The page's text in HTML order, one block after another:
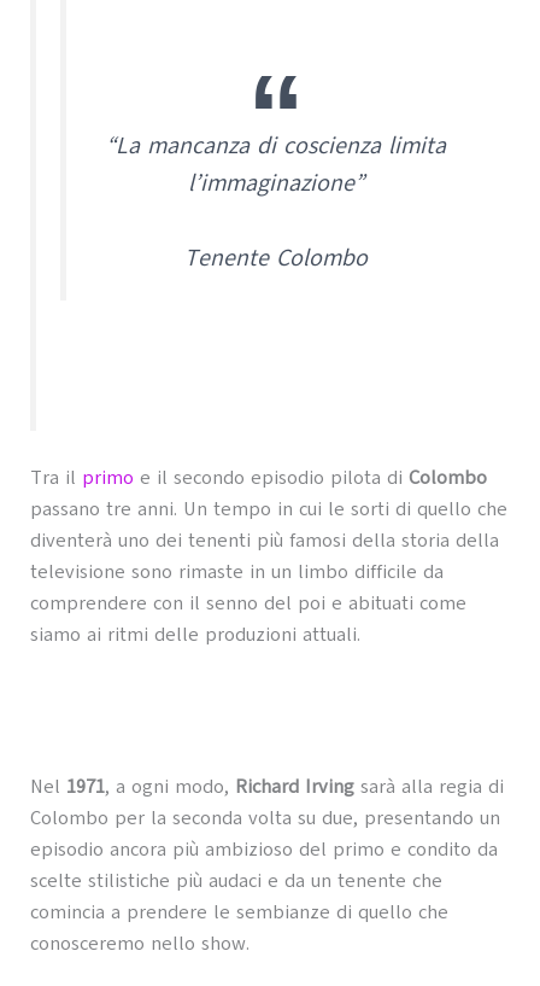
“La mancanza di coscienza limita
l’immaginazione”
Tenente Colombo
Tra il primo e il secondo episodio pilota di Colombo
passano tre anni. Un tempo in cui le sorti di quello che
diventerà uno dei tenenti più famosi della storia della
televisione sono rimaste in un limbo difficile da
comprendere con il senno del poi e abituati come
siamo ai ritmi delle produzioni attuali.
Nel 1971, a ogni modo, Richard Irvingsarà alla regia di
Colombo per la seconda volta su due, presentando un
episodio ancora più ambizioso del primo e condito da
scelte stilistiche più audaci e da un tenente che
comincia a prendere le sembianze di quello che
conosceremo nello show.